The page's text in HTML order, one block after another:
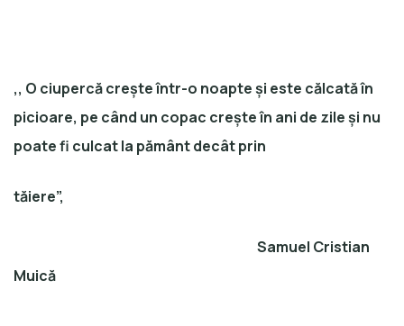
,, O ciupercă crește într-o noapte și este călcată în
picioare, pe când un copac crește în ani de zile și nu
poate fi culcat la pământ decât prin
tăiere”,
Samuel Cristian
Muică